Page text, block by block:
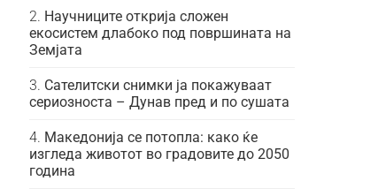
Научниците открија сложен
екосистем длабоко под површината на
Земјата
Сателитски снимки ја покажуваат
сериозноста – Дунав пред и по сушата
Македонија се потопла: како ќе
изгледа животот во градовите до 2050
година